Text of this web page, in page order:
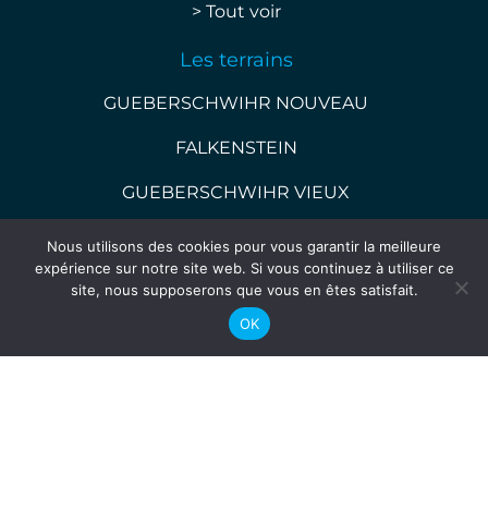
> Tout voir
Les terrains
GUEBERSCHWIHR NOUVEAU
FALKENSTEIN
GUEBERSCHWIHR VIEUX
HIRNELESTEIN
> Tout voir
EVG, comités d'entreprise, anniversaires...
Nous utilisons des cookies pour vous garantir la meilleure
expérience sur notre site web. Si vous continuez à utiliser ce
site, nous supposerons que vous en êtes satisfait.
OK